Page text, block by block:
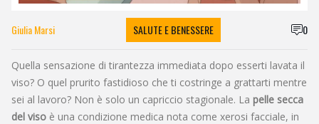
Giulia Marsi SALUTE E BENESSERE 0
Quella sensazione di tirantezza immediata dopo esserti lavata il
viso? O quel prurito fastidioso che ti costringe a grattarti mentre
sei al lavoro? Non è solo un capriccio stagionale. La pelle secca
del viso è una condizione medica nota come xerosi facciale, in